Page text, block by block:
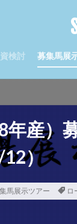
検討 募集馬展
年産）
）
馬展示ツアー ロ
ソレンニ
ロード
フォールズ
ヴ
会
札幌競馬場